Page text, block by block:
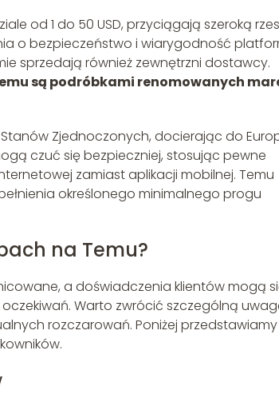
od 1 do 50 USD, przyciągają szeroką
o bezpieczeństwo i wiarygodność
sprzedają również zewnętrzni dostawcy.
są podróbkami renomowanych
Zjednoczonych, docierając do
czuć się bezpieczniej, stosując pewne
zamiast aplikacji mobilnej. Temu
określonego minimalnego progu
na Temu?
a doświadczenia klientów mogą
Warto zwrócić szczególną
rozczarowań. Poniżej przedstawiamy